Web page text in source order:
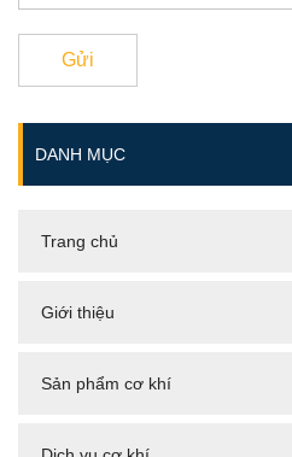
Gửi
DANH MỤC
Trang chủ
Giới thiệu
Sản phẩm cơ khí